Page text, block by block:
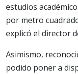
estudios
por metro
explicó el director
Asimismo,
podido poner a